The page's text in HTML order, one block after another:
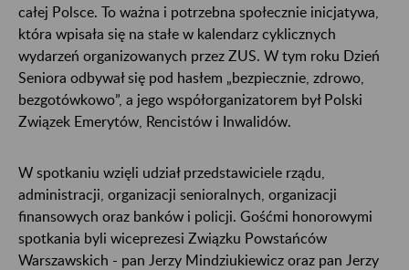
całej Polsce. To ważna i potrzebna społecznie inicjatywa,
która wpisała się na stałe w kalendarz cyklicznych
wydarzeń organizowanych przez ZUS. W tym roku Dzień
Seniora odbywał się pod hasłem „bezpiecznie, zdrowo,
bezgotówkowo”, a jego współorganizatorem był Polski
Związek Emerytów, Rencistów i Inwalidów.
W spotkaniu wzięli udział przedstawiciele rządu,
administracji, organizacji senioralnych, organizacji
finansowych oraz banków i policji. Gośćmi honorowymi
spotkania byli wiceprezesi Związku Powstańców
Warszawskich - pan Jerzy Mindziukiewicz oraz pan Jerzy